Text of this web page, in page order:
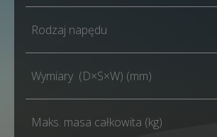
Rodzaj napędu
Wymiary (D×S×W) (mm)
Maks. masa całkowita (kg)